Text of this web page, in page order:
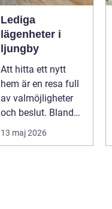
Lediga
lägenheter i
ljungby
Att hitta ett nytt
hem är en resa full
av valmöjligheter
och beslut. Bland
småländska skogar
och sjö...
13 maj 2026